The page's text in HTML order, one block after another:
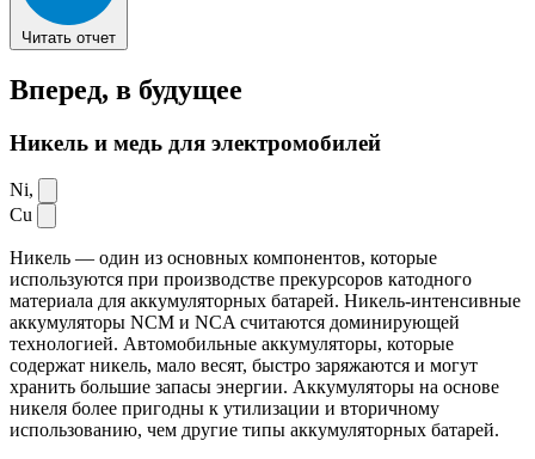
Читать отчет
Вперед, в будущее
Никель и медь для электромобилей
Ni,
Cu
Никель — один из основных компонентов, которые
используются при производстве прекурсоров катодного
материала для аккумуляторных батарей. Никель-интенсивные
аккумуляторы NCM и NCA считаются доминирующей
технологией. Автомобильные аккумуляторы, которые
содержат никель, мало весят, быстро заряжаются и могут
хранить большие запасы энергии. Аккумуляторы на основе
никеля более пригодны к утилизации и вторичному
использованию, чем другие типы аккумуляторных батарей.